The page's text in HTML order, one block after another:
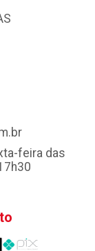
feira das